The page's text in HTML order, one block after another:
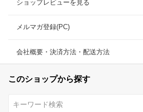
ショップレビューを見る
メルマガ登録(PC)
会社概要・決済方法・配送方法
このショップから探す